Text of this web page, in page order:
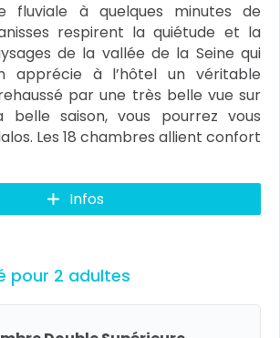
fluviale à quelques minutes de
respirent la quiétude et la
de la vallée de la Seine qui
apprécie à l’hôtel un véritable
par une très belle vue sur
saison, vous pourrez vous
Les 18 chambres allient confort
Infos
pour 2 adultes